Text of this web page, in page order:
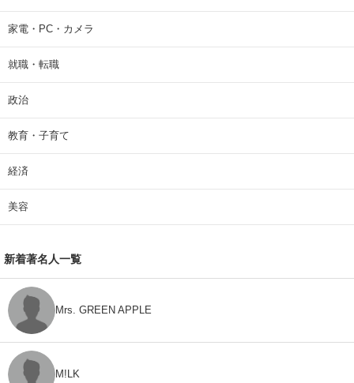
家電・PC・カメラ
就職・転職
政治
教育・子育て
経済
美容
新着著名人一覧
Mrs. GREEN APPLE
M!LK